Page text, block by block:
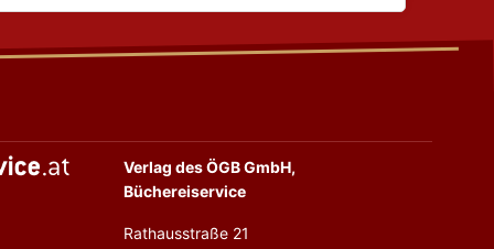
Verlag des ÖGB GmbH,
Büchereiservice
Rathausstraße 21